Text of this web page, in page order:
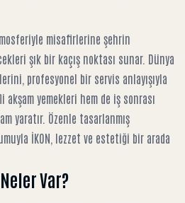
misafirlerine şehrin
şık bir kaçış noktası sunar. Dünya
profesyonel bir servis anlayışıyla
yemekleri hem de iş sonrası
yaratır. Özenle tasarlanmış
İKON, lezzet ve estetiği bir arada
Var?